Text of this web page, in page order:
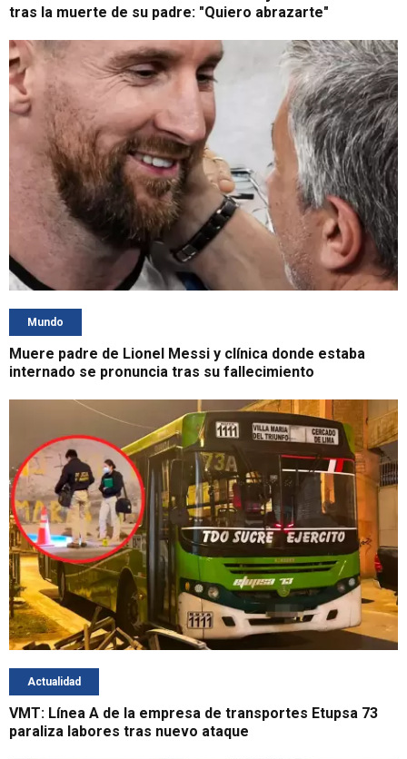
tras la muerte de su padre: "Quiero abrazarte"
Mundo
Muere padre de Lionel Messi y clínica donde estaba
internado se pronuncia tras su fallecimiento
Actualidad
VMT: Línea A de la empresa de transportes Etupsa 73
paraliza labores tras nuevo ataque